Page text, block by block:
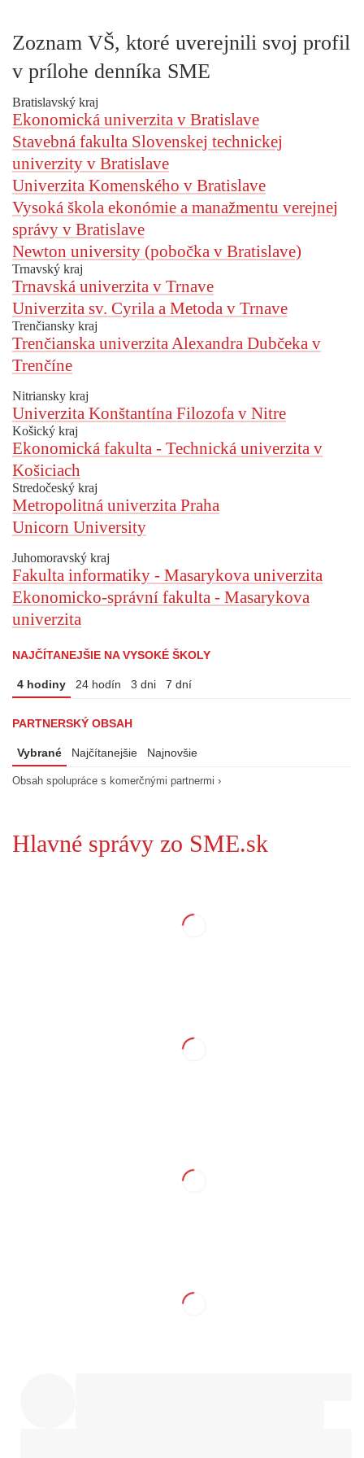
Zoznam VŠ, ktoré uverejnili svoj profil
v prílohe denníka SME
Bratislavský kraj
Ekonomická univerzita v Bratislave
Stavebná fakulta Slovenskej technickej
univerzity v Bratislave
Univerzita Komenského v Bratislave
Vysoká škola ekonómie a manažmentu verejnej
správy v Bratislave
Newton university (pobočka v Bratislave)
Trnavský kraj
Trnavská univerzita v Trnave
Univerzita sv. Cyrila a Metoda v Trnave
Trenčiansky kraj
Trenčianska univerzita Alexandra Dubčeka v
Trenčíne
Nitriansky kraj
Univerzita Konštantína Filozofa v Nitre
Košický kraj
Ekonomická fakulta - Technická univerzita v
Košiciach
Stredočeský kraj
Metropolitná univerzita Praha
Unicorn University
Juhomoravský kraj
Fakulta informatiky - Masarykova univerzita
Ekonomicko-správní fakulta - Masarykova
univerzita
NAJČÍTANEJŠIE NA VYSOKÉ ŠKOLY
4 hodiny 24 hodín 3 dni 7 dní
PARTNERSKÝ OBSAH
Vybrané Najčítanejšie Najnovšie
Obsah spolupráce s komerčnými partnermi ›
Hlavné správy zo SME.sk